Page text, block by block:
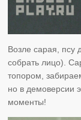
Возле сарая, псу
собрать лицо).
топором,
но в демоверсии
моменты!